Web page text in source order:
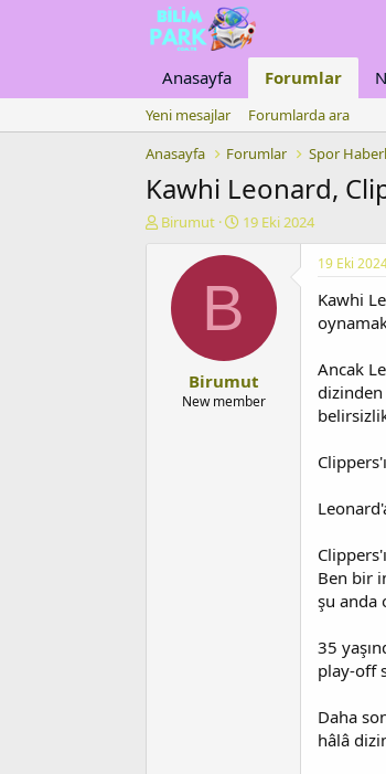
Anasayfa Forumlar
Yeni mesajlar
Forumlarda ara
Anasayfa
Forumlar Spor
Kawhi Leonard,
K
Birumut
B
ş
ı
ç
t
19 Eki 2024
B
Birumut
New member
19 Eki
Kawhi
Ancak
dizinden
Ben bir
şu anda
35
play-off
Daha
hâlâ